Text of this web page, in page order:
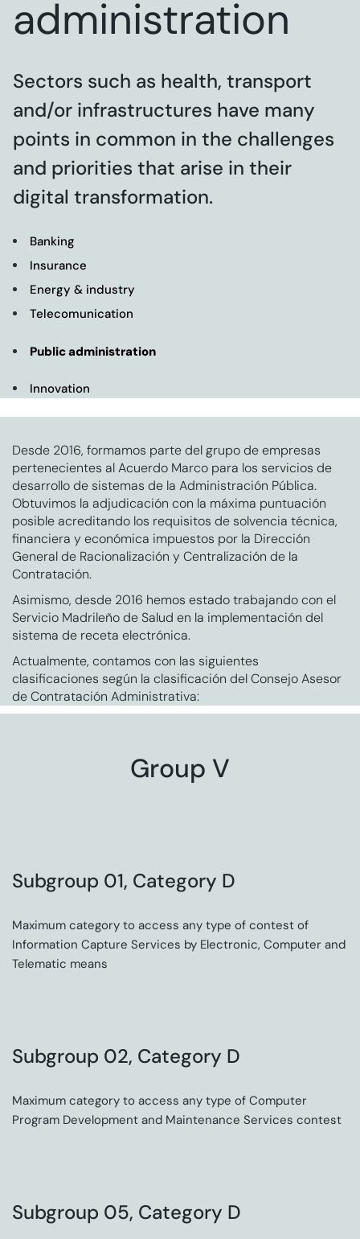
administration
Sectors such as health, transport
and/or infrastructures have many
points in common in the challenges
and priorities that arise in their
digital transformation.
Banking
Insurance
Energy & industry
Telecomunication
Public administration
Innovation
Desde 2016, formamos parte del grupo de empresas
pertenecientes al Acuerdo Marco para los servicios de
desarrollo de sistemas de la Administración Pública.
Obtuvimos la adjudicación con la máxima puntuación
posible acreditando los requisitos de solvencia técnica,
financiera y económica impuestos por la Dirección
General de Racionalización y Centralización de la
Contratación.
Asimismo, desde 2016 hemos estado trabajando con el
Servicio Madrileño de Salud en la implementación del
sistema de receta electrónica.
Actualmente, contamos con las siguientes
clasificaciones según la clasificación del Consejo Asesor
de Contratación Administrativa:
Group V
Subgroup 01, Category D
Maximum category to access any type of contest of
Information Capture Services by Electronic, Computer and
Telematic means
Subgroup 02, Category D
Maximum category to access any type of Computer
Program Development and Maintenance Services contest
Subgroup 05, Category D